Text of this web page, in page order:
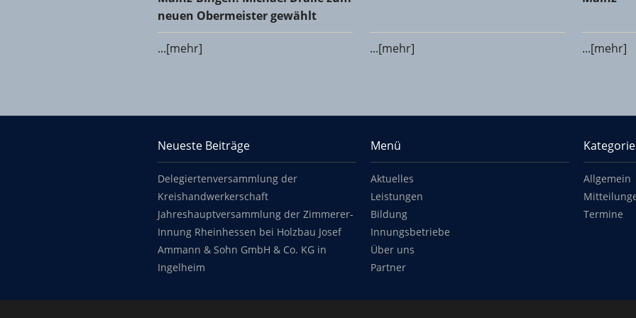
neuen Obermeister gewählt
...[mehr] ...[mehr] ...[mehr]
Footer content
Neueste Beiträge
Delegiertenversammlung der
Kreishandwerkerschaft
Jahreshauptversammlung der Zimmerer-
Innung Rheinhessen bei Holzbau Josef
Ammann & Sohn GmbH & Co. KG in
Ingelheim
Menü
Aktuelles
Leistungen
Bildung
Innungsbetriebe
Über uns
Partner
Allgemein
Termine